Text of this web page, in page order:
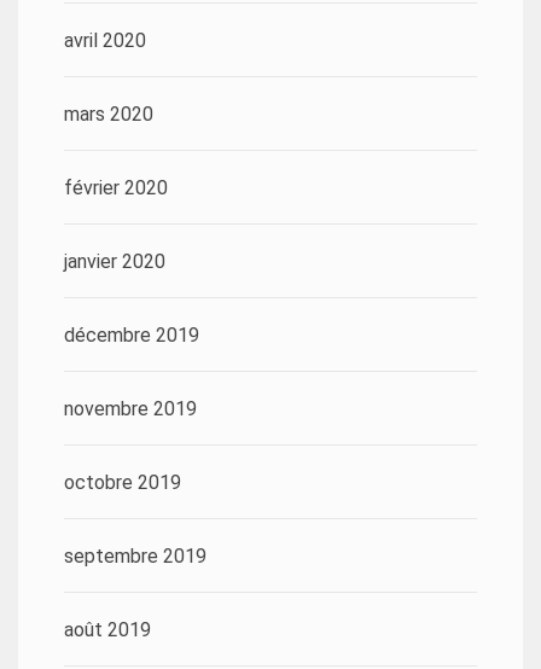
avril 2020
mars 2020
février 2020
janvier 2020
décembre 2019
novembre 2019
octobre 2019
septembre 2019
août 2019